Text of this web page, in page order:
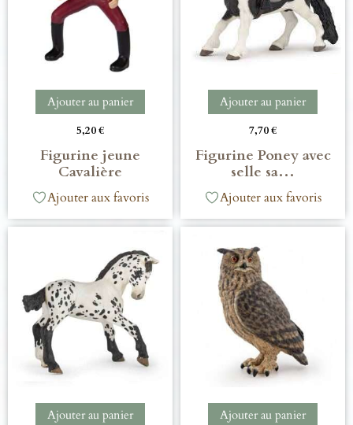
Ajouter au panier
5,20€
Figurine jeune
Cavalière
Ajouter aux favoris
Ajouter au panier
7,70€
Figurine Poney avec
selle sa…
Ajouter aux favoris
Ajouter au panier Ajouter au panier